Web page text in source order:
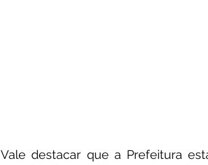
Vale destacar que a Prefeitura